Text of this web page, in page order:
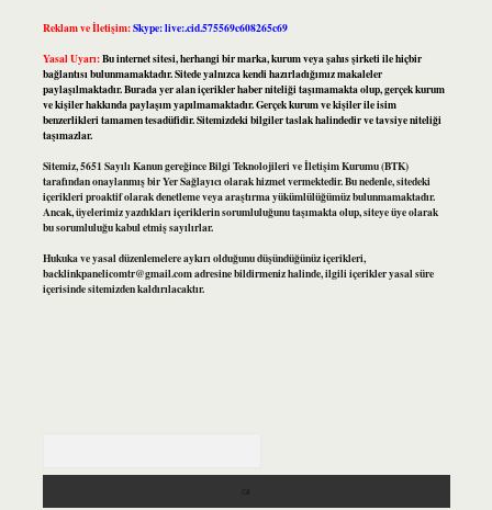
Reklam ve İletişim:Skype: live:.cid.575569c608265c69
Yasal Uyarı:Bu internet sitesi, herhangi bir marka, kurum veya şahıs şirketi ile hiçbir
bağlantısı bulunmamaktadır. Sitede yalnızca kendi hazırladığımız makaleler
paylaşılmaktadır. Burada yer alan içerikler haber niteliği taşımamakta olup, gerçek kurum
ve kişiler hakkında paylaşım yapılmamaktadır. Gerçek kurum ve kişiler ile isim
benzerlikleri tamamen tesadüfidir. Sitemizdeki bilgiler taslak halindedir ve tavsiye niteliği
taşımazlar.
Sitemiz, 5651 Sayılı Kanun gereğince Bilgi Teknolojileri ve İletişim Kurumu (BTK)
tarafından onaylanmış bir Yer Sağlayıcı olarak hizmet vermektedir. Bu nedenle, sitedeki
içerikleri proaktif olarak denetleme veya araştırma yükümlülüğümüz bulunmamaktadır.
Ancak, üyelerimiz yazdıkları içeriklerin sorumluluğunu taşımakta olup, siteye üye olarak
bu sorumluluğu kabul etmiş sayılırlar.
Hukuka ve yasal düzenlemelere aykırı olduğunu düşündüğünüz içerikleri,
backlinkpanelicomtr@gmail.comadresine bildirmeniz halinde, ilgili içerikler yasal süre
içerisinde sitemizden kaldırılacaktır.